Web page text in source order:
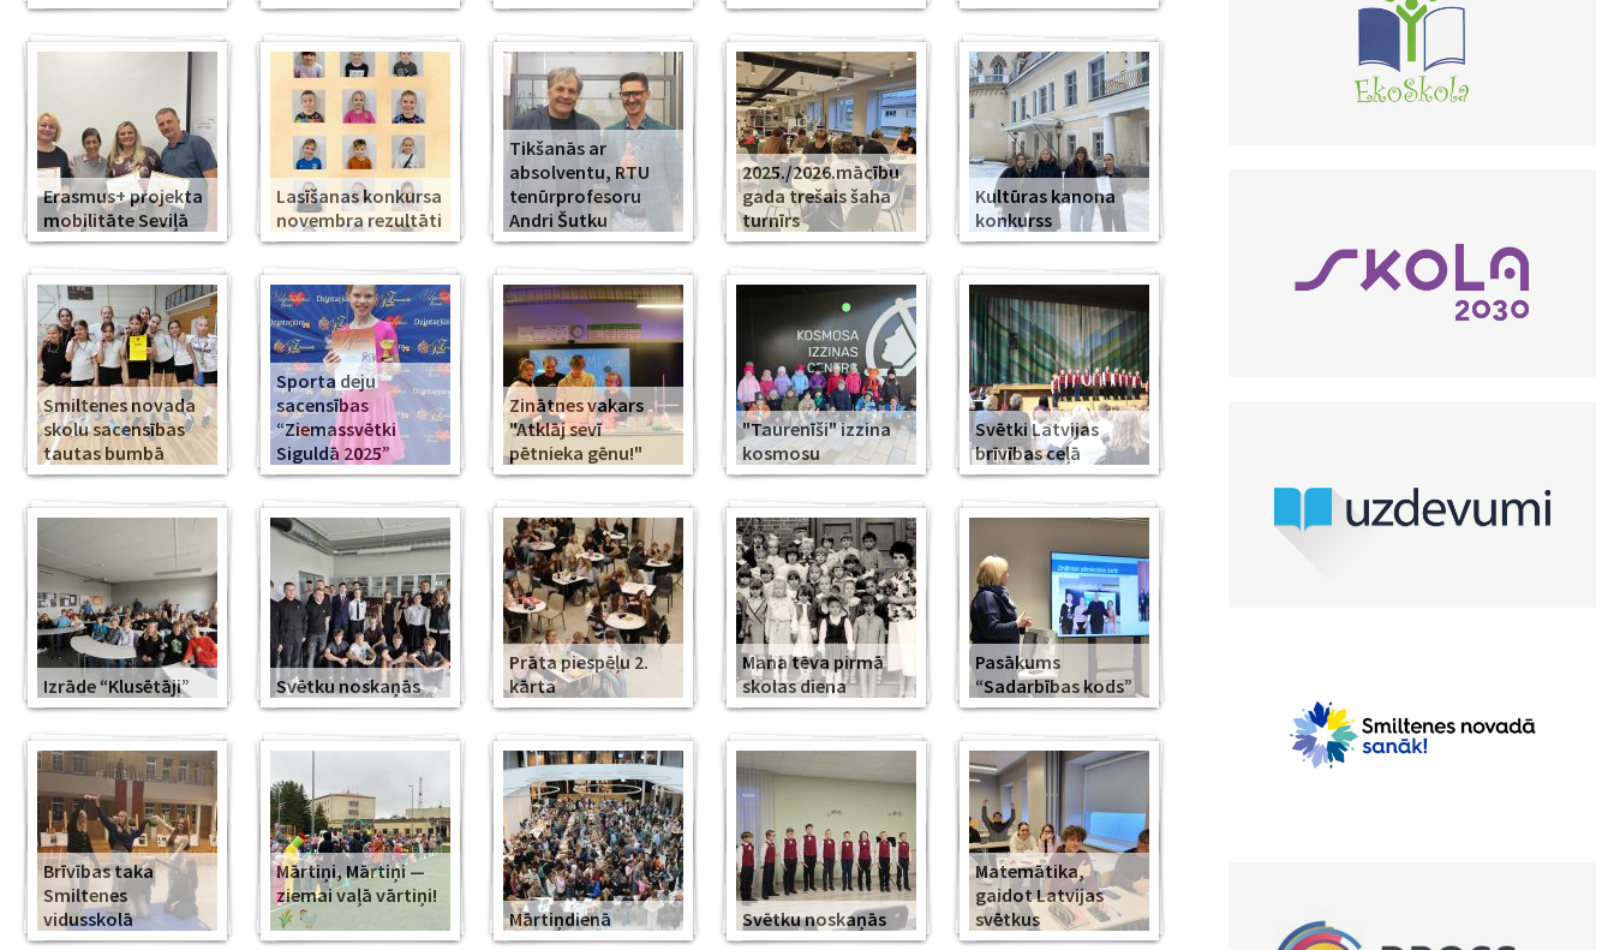
Erasmus+ projekta
mobilitāte Seviļā
Lasīšanas konkursa
novembra rezultāti
Tikšanās ar
absolventu, RTU
tenūrprofesoru
Andri Šutku
2025./2026.mācību
gada trešais šaha
turnīrs
Kultūras kanona
konkurss
Smiltenes novada
skolu sacensības
tautas bumbā
Sporta deju
sacensības
“Ziemassvētki
Siguldā 2025”
Zinātnes vakars
"Atklāj sevī
pētnieka gēnu!"
"Taurenīši" izzina
kosmosu
Svētki Latvijas
brīvības ceļā
Izrāde “Klusētāji” Svētku noskaņās
Prāta piespēļu 2.
kārta
Mana tēva pirmā
skolas diena
Pasākums
“Sadarbības kods”
Brīvības taka
Smiltenes
vidusskolā
Mārtiņi, Mārtiņi —
ziemai vaļā vārtiņi!
Mārtiņdienā
Svētku noskaņās
Matemātika,
gaidot Latvijas
svētkus